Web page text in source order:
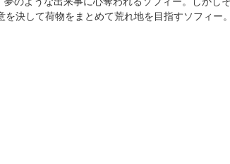
決して荷物をまとめて荒れ地を目指すソフィー